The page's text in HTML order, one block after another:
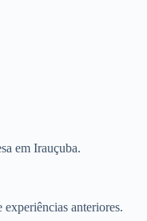
em Irauçuba.
anteriores.